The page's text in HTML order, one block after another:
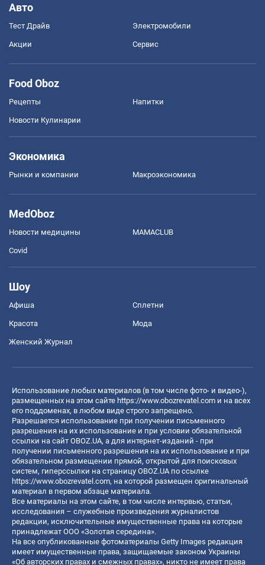
Авто
Тест Драйв Электромобили
Акции Сервис
Food Oboz
Рецепты Напитки
Новости Кулинарии
Экономика
Рынки и компании Mакроэкономика
MedOboz
Новости медицины MAMACLUB
Covid
Шоу
Афиша Сплетни
Красота Мода
Женский Журнал
Использование любых материалов (в том числе фото- и видео-),
размещенных на этом сайте https://www.obozrevatel.com и на всех
его поддоменах, в любом виде строго запрещено.
Разрешается использование при получении письменного
разрешения на их использование и при условии обязательной
ссылки на сайт OBOZ.UA, а для интернет-изданий - при
получении письменного разрешения на их использование и при
обязательном размещении прямой, открытой для поисковых
систем, гиперссылки на страницу OBOZ.UA по ссылке
https://www.obozrevatel.com, на которой размещен оригинальный
материал в первом абзаце материала.
Все материалы на этом сайте, в том числе интервью, статьи,
исследования – служебные произведения журналистов
редакции, исключительные имущественные права на которые
принадлежат ООО «Золотая середина».
На все опубликованные фотоматериалы Getty Images редакция
имеет имущественные права, защищаемые законом Украины
«Об авторских правах и смежных правах», никто не имеет права